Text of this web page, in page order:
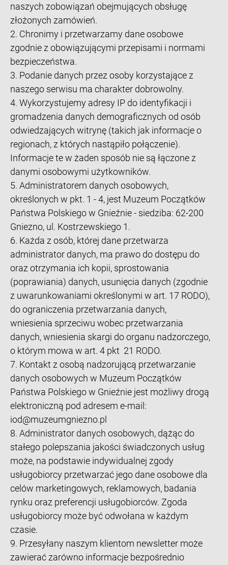
naszych zobowiązań obejmujących obsługę
złożonych zamówień.
2. Chronimy i przetwarzamy dane osobowe
zgodnie z obowiązującymi przepisami i normami
bezpieczeństwa.
3. Podanie danych przez osoby korzystające z
naszego serwisu ma charakter dobrowolny.
4. Wykorzystujemy adresy IP do identyfikacji i
gromadzenia danych demograficznych od osób
odwiedzających witrynę (takich jak informacje o
regionach, z których nastąpiło połączenie).
Informacje te w żaden sposób nie są łączone z
danymi osobowymi użytkowników.
5. Administratorem danych osobowych,
określonych w pkt. 1 - 4, jest Muzeum Początków
Państwa Polskiego w Gnieźnie - siedziba: 62-200
Gniezno, ul. Kostrzewskiego 1.
6. Każda z osób, której dane przetwarza
administrator danych, ma prawo do dostępu do
oraz otrzymania ich kopii, sprostowania
(poprawiania) danych, usunięcia danych (zgodnie
z uwarunkowaniami określonymi w art. 17 RODO),
do ograniczenia przetwarzania danych,
wniesienia sprzeciwu wobec przetwarzania
danych, wniesienia skargi do organu nadzorczego,
o którym mowa w art. 4 pkt 21 RODO.
7. Kontakt z osobą nadzorującą przetwarzanie
danych osobowych w Muzeum Początków
Państwa Polskiego w Gnieźnie jest możliwy drogą
elektroniczną pod adresem e-mail:
iod@muzeumgniezno.pl
8. Administrator danych osobowych, dążąc do
stałego polepszania jakości świadczonych usług
może, na podstawie indywidualnej zgody
usługobiorcy przetwarzać jego dane osobowe dla
celów marketingowych, reklamowych, badania
rynku oraz preferencji usługobiorców. Zgoda
usługobiorcy może być odwołana w każdym
czasie.
9. Przesyłany naszym klientom newsletter może
zawierać zarówno informacje bezpośrednio